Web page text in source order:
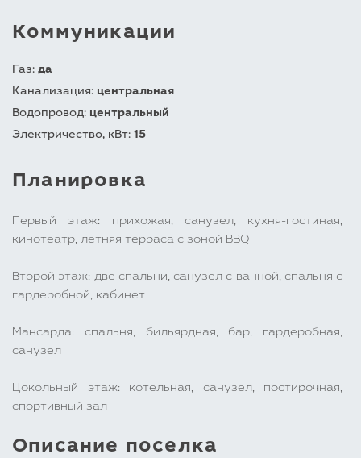
Коммуникации
Газ: да
Канализация: центральная
Водопровод: центральный
Электричество, кВт: 15
Планировка
Первый этаж: прихожая, санузел, кухня-гостиная,
кинотеатр, летняя терраса с зоной BBQ
Второй этаж: две спальни, санузел с ванной, спальня с
гардеробной, кабинет
Мансарда: спальня, бильярдная, бар, гардеробная,
санузел
Цокольный этаж: котельная, санузел, постирочная,
спортивный зал
Описание поселка